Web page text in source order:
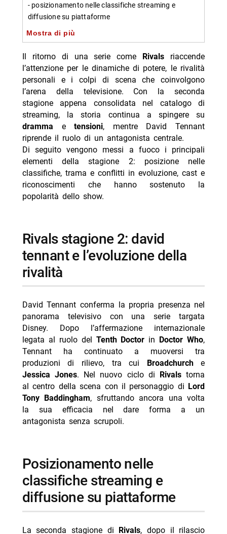
- posizionamento nelle classifiche streaming e
diffusione su piattaforme
- rivals stagione 2: trama e conflitto tra potere, diritti
-- il cuore della storia: rivalità e antagonismi che si
intensificano
- cast di rivals stagione 2: ritorni e nuove presenze
-- principali personaggi e membri del cast citati
- uscita degli episodi: rilascio su hulu e disney+
- stato del successo: riconoscimenti, accoglienza
critica e pubblico
-- critica e pubblico: punteggi riportati per le stagioni
- altri progetti di david tennant: ritorni e nuove
produzioni in lavorazione
-- RispondiAnnulla risposta
- Reazione a catena oggi 8 agosto 2026 Rai 1 Liorni
- Delitti del BarLume Il re dei giochi stasera su TV8
- Ascolti TV 6 agosto 2026: vince Battiti Live
- Un’estate ai Caraibi stasera su Rete 4: trama e cast
- Mbappé ed Ester Expósito coppia dell’estate 2026?
Mostra di più
Il ritorno di una serie come Rivals riaccende
l’attenzione per le dinamiche di potere, le rivalità
personali e i colpi di scena che coinvolgono
l’arena della televisione. Con la seconda
stagione appena consolidata nel catalogo di
streaming, la storia continua a spingere su
dramma etensioni, mentre David Tennant
riprende il ruolo di un antagonista centrale.
Di seguito vengono messi a fuoco i principali
elementi della stagione 2: posizione nelle
classifiche, trama e conflitti in evoluzione, cast e
riconoscimenti che hanno sostenuto la
popolarità dello show.
rivals stagione 2: david
tennant e l’evoluzione della
rivalità
David Tennant conferma la propria presenza nel
panorama televisivo con una serie targata
Disney. Dopo l’affermazione internazionale
legata al ruolo del Tenth Doctor in Doctor Who,
Tennant ha continuato a muoversi tra
produzioni di rilievo, tra cui
Broadchurche
Jessica Jones. Nel nuovo ciclo di Rivalstorna
al centro della scena con il personaggio di Lord
Tony Baddingham, sfruttando ancora una volta
la sua efficacia nel dare forma a un
antagonista senza scrupoli.
posizionamento nelle
classifiche streaming e
diffusione su piattaforme
La seconda stagione di Rivals, dopo il rilascio